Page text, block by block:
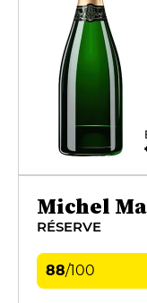
Michel
RÉSERVE
88/100